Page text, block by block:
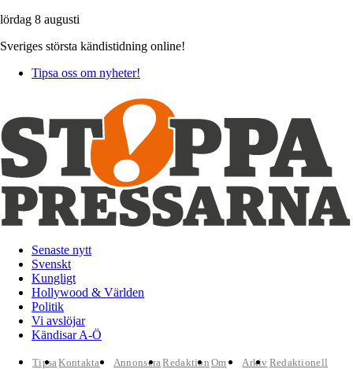
lördag 8 augusti
Sveriges största kändistidning online!
Tipsa oss om nyheter!
Senaste nytt
Svenskt
Kungligt
Hollywood & Världen
Politik
Vi avslöjar
Kändisar A-Ö
TipsaKontakta
AnnonseraRedaktion Om
Arkiv Redaktionell